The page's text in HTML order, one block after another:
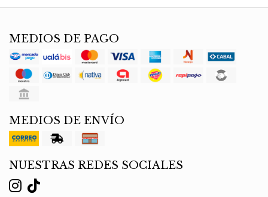
MEDIOS DE PAGO
MEDIOS DE ENVÍO
NUESTRAS REDES SOCIALES